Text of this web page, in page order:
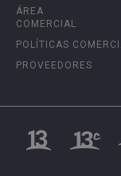
ÁREA
COMERCIAL
POLÍTICAS
PROVEEDORES